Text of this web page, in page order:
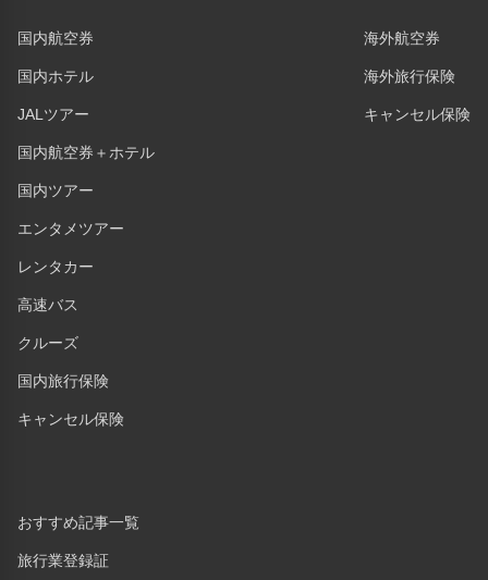
国内航空券
国内ホテル
JALツアー
国内航空券＋ホテル
国内ツアー
エンタメツアー
レンタカー
高速バス
クルーズ
国内旅行保険
キャンセル保険
おすすめ記事一覧
旅行業登録証
海外航空券
海外旅行保険
キャンセル保険